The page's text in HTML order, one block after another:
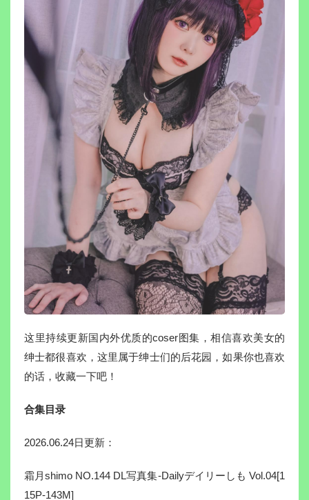
这里持续更新国内外优质的coser图集，相信喜欢美女的
绅士都很喜欢，这里属于绅士们的后花园，如果你也喜欢
的话，收藏一下吧！
合集目录
2026.06.24日更新：
霜月shimo NO.144 DL写真集-Dailyデイリーしも Vol.04[1
15P-143M]